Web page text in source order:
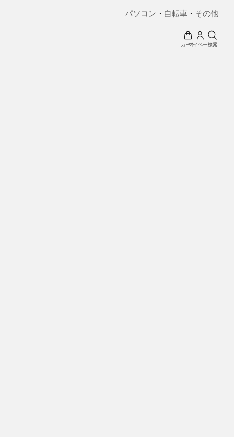
パソコン ・ 自転車 ・ その他
カートマイページ検索